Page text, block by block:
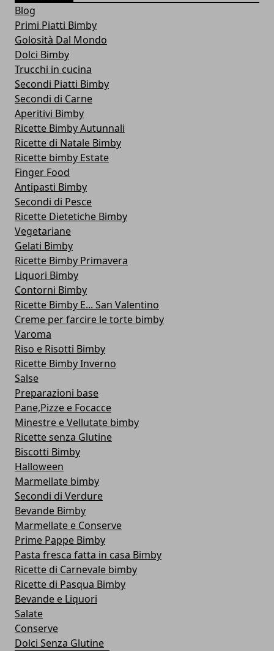
Blog
Primi Piatti Bimby
Golosità Dal Mondo
Dolci Bimby
Trucchi in cucina
Secondi Piatti Bimby
Secondi di Carne
Aperitivi Bimby
Ricette Bimby Autunnali
Ricette di Natale Bimby
Ricette bimby Estate
Finger Food
Antipasti Bimby
Secondi di Pesce
Ricette Dietetiche Bimby
Vegetariane
Gelati Bimby
Ricette Bimby Primavera
Liquori Bimby
Contorni Bimby
Ricette Bimby E... San Valentino
Creme per farcire le torte bimby
Varoma
Riso e Risotti Bimby
Ricette Bimby Inverno
Salse
Preparazioni base
Pane,Pizze e Focacce
Minestre e Vellutate bimby
Ricette senza Glutine
Biscotti Bimby
Halloween
Marmellate bimby
Secondi di Verdure
Bevande Bimby
Marmellate e Conserve
Prime Pappe Bimby
Pasta fresca fatta in casa Bimby
Ricette di Carnevale bimby
Ricette di Pasqua Bimby
Bevande e Liquori
Salate
Conserve
Dolci Senza Glutine